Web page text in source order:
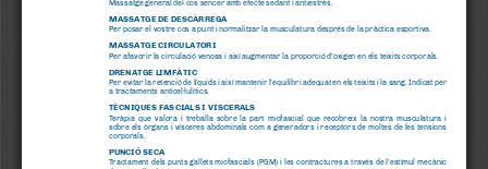
MASSATGE DE DESCÀRREGA
Per posar el vostre cos a punt i normalitzar la musculatura després de la pràctica esportiva.
MASSATGE CIRCULATORI
Per afavorir la circulació venosa i així augmentar la proporció d’oxigen en els teixits corporals.
DRENATGE LIMFÀTIC
Per evitar la retenció de líquids i així mantenir l’equilibri adequat en els teixits i la sang. Indicat per
a tractaments anticel·lulítics.
TÈCNIQUES FASCIALS I VISCERALS
Teràpia  que  valora  i  treballa  sobre  la  part  miofascial  que  recobreix  la  nostra  musculatura  i
sobre els òrgans i vísceres abdominals com a generadors i receptors de moltes de les tensions
corporals.
PUNCIÓ SECA
Tractament dels punts gallets miofascials (PGM) i les contractures a través de l’estímul mecànic